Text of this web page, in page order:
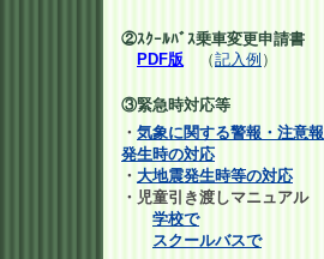
②ｽｸｰﾙﾊﾞｽ乗車変更申請書
PDF版 （記入例 ）
③緊急時対応等
・ 気象に関する警報・注意報
発生時の対応
・ 大地震発生時等の対応
・児童引き渡しマニュアル
学校で
スクールバスで